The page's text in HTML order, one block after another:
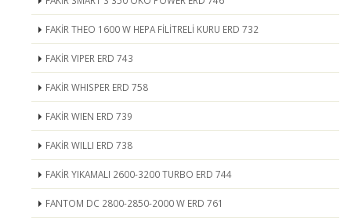
FAKİR THEO 1600 W HEPA FİLİTRELİ KURU ERD 732
FAKİR VIPER ERD 743
FAKİR WHISPER ERD 758
FAKİR WIEN ERD 739
FAKİR WILLI ERD 738
FAKİR YIKAMALI 2600-3200 TURBO ERD 744
FANTOM DC 2800-2850-2000 W ERD 761